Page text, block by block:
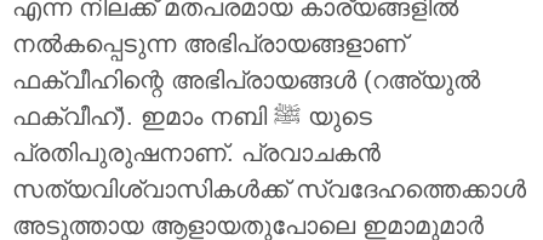
എന്ന നിലക്ക് മതപരമായ കാര്യങ്ങളിൽ
നൽകപ്പെടുന്ന അഭിപ്രായങ്ങളാണ്
ഫക്വീഹിന്റെ അഭിപ്രായങ്ങൾ (റഅ്‌യുൽ
ഫക്വീഹ്). ഇമാം നബി ﷺ യുടെ
പ്രതിപുരുഷനാണ്. പ്രവാചകൻ
സത്യവിശ്വാസികൾക്ക് സ്വദേഹത്തെക്കാൾ
അടുത്തായ ആളായതുപോലെ ഇമാമുമാർ